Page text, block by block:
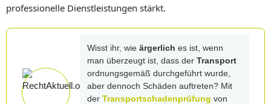
professionelle Dienstleistungen stärkt.
Wisst ihr, wie ärgerlich es ist, wenn
man überzeugt ist, dass der Transport
ordnungsgemäß durchgeführt wurde,
aber dennoch Schäden auftreten? Mit
der Transportschadenprüfung von